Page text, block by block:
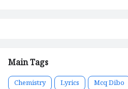
Main Tags
Chemistry Lyrics Mcq Dibo